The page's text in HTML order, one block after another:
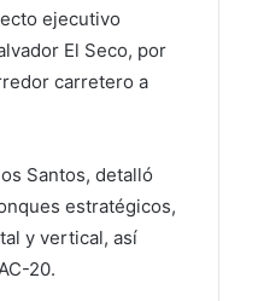
ejecutivo
El Seco, por
carretero a
Santos, detalló
estratégicos,
y vertical, así
20.